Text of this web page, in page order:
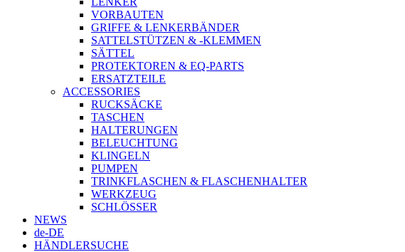
VORBAUTEN
GRIFFE & LENKERBÄNDER
SATTELSTÜTZEN & -KLEMMEN
SÄTTEL
PROTEKTOREN & EQ-PARTS
ERSATZTEILE
ACCESSORIES
RUCKSÄCKE
TASCHEN
HALTERUNGEN
BELEUCHTUNG
KLINGELN
PUMPEN
TRINKFLASCHEN & FLASCHENHALTER
WERKZEUG
SCHLÖSSER
NEWS
de-DE
HÄNDLERSUCHE